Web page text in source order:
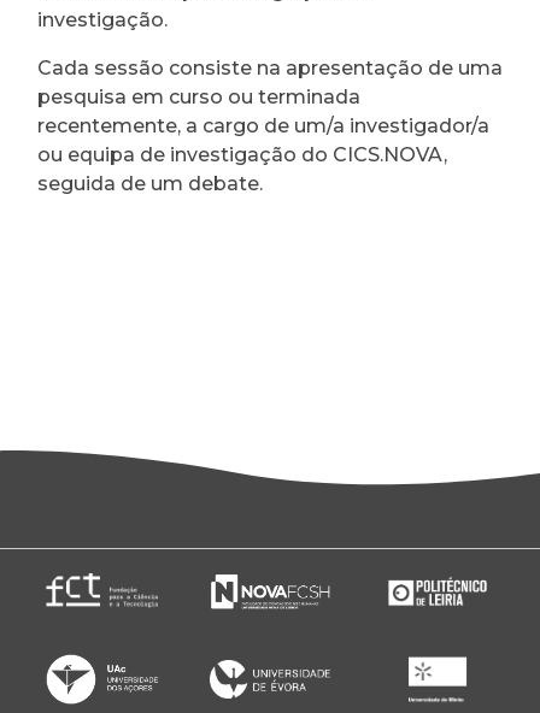
investigação.
Cada sessão consiste na apresentação de uma
pesquisa em curso ou terminada
recentemente, a cargo de um/a investigador/a
ou equipa de investigação do CICS.NOVA,
seguida de um debate.